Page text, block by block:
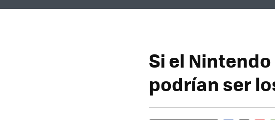
Si el
podrían ser